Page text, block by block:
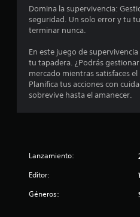
Domina la supervivencia:
seguridad. Un solo error y tu
terminar nunca.
En este juego de
tu tapadera. ¿Podrás
mercado mientras satisfaces
Planifica tus acciones con
sobrevive hasta el amanecer.
Lanzamiento:
Editor:
Géneros: